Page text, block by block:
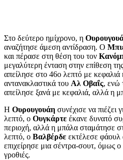
Στο δεύτερο ημίχρονο, η
αναζήτησε άμεση αντίδραση. Ο
και πέρασε στη θέση του τον
μεγαλύτερη ένταση στην επίθεση
απείλησε στο 46ο λεπτό με κεφαλιά
αντανακλαστικά του Αλ Οβαΐς, ενώ
απείλησε ξανά με κεφαλιά, αλλά η
Η Ουρουγουάη συνέχισε να πιέζει
λεπτό, ο Ουγκάρτε έκανε δυνατό
περιοχή, αλλά η μπάλα σταμάτησε
λεπτό, ο Βαλβέρδε εκτέλεσε φάουλ
επιχείρησε μια σέντρα-σουτ, όμως ο
γροθιές.